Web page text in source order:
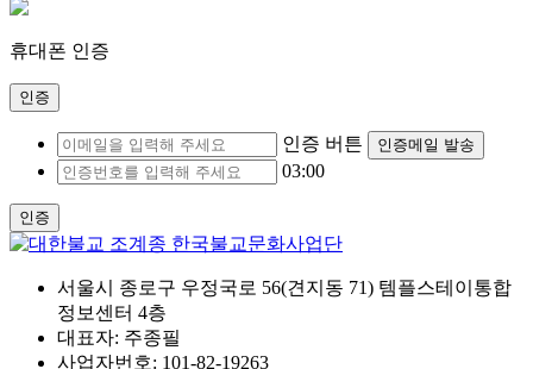
휴대폰 인증
인증
인증 버튼 인증메일 발송
03:00
인증
서울시 종로구 우정국로 56(견지동 71) 템플스테이통합
정보센터 4층
대표자: 주종필
사업자번호: 101-82-19263